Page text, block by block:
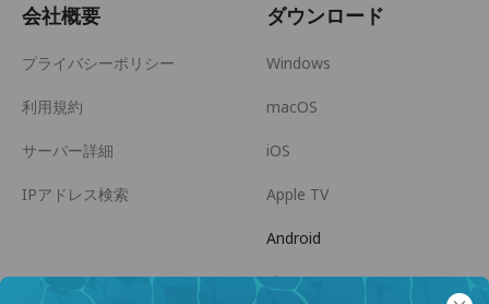
会社概要
プライバシーポリシー
利用規約
サーバー詳細
IPアドレス検索
ダウンロード
Windows
macOS
iOS
Apple TV
Android
Linux